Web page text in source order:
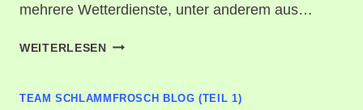
mehrere Wetterdienste, unter anderem aus…
WEITERLESEN 14-
WIE
TEAM SCHLAMMFROSCH BLOG (TEIL 1)